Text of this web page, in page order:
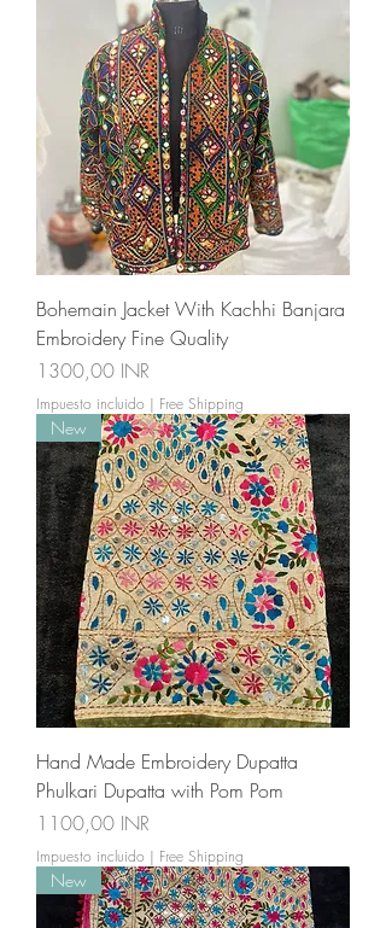
Bohemain Jacket With Kachhi Banjara
Embroidery Fine Quality
Precio
1300,00 INR
Impuesto incluido | Free Shipping
New
Hand Made Embroidery Dupatta
Phulkari Dupatta with Pom Pom
Precio
1100,00 INR
Impuesto incluido | Free Shipping
New